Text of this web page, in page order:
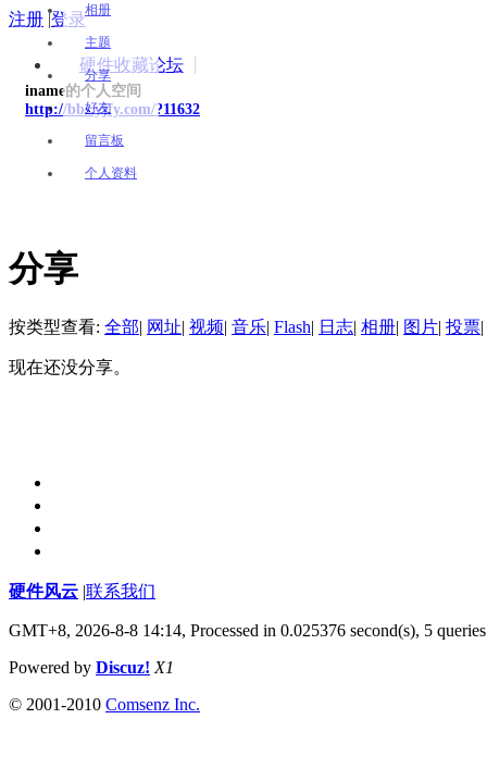
注册 |登录
硬件收藏论坛
iname的个人空间
http://bbs.yjfy.com/?11632
相册
主题
分享
好友
留言板
个人资料
分享
按类型查看: 全部 网址 视频 音乐 Flash 日志 相册 图片 投票
现在还没分享。
硬件风云 联系我们
GMT+8, 2026-8-8 14:14, Processed in 0.025376 second(s), 5 queries
Powered by Discuz! X1
© 2001-2010 Comsenz Inc.